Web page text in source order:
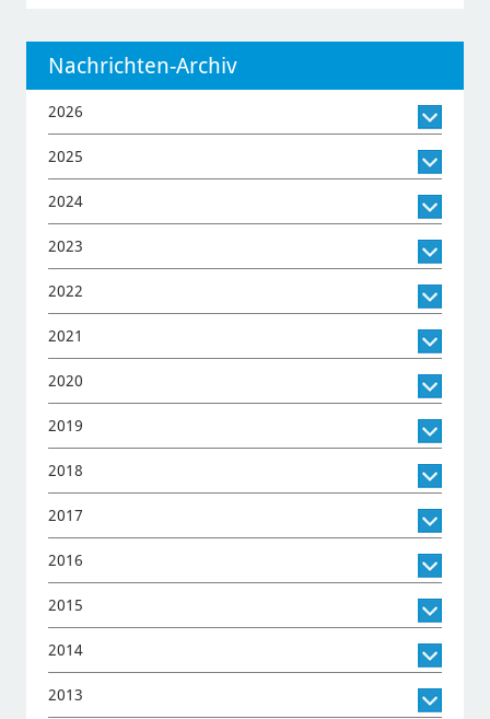
Nachrichten-Archiv
2026
2025
2024
2023
2022
2021
2020
2019
2018
2017
2016
2015
2014
2013